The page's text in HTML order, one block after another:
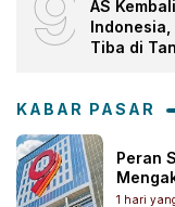
AS
Indonesia,
Tiba di
KABAR PASAR
Peran
1 hari